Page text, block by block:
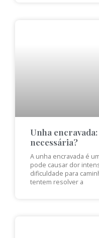
Unha
necessária?
A unha encravada é
pode causar dor
dificuldade para
tentem resolver a